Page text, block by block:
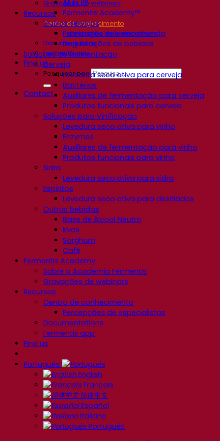
Gravações de webinars
Recursos
Centro de conhecimento
Percepções de especialistas
Documentations
Fermentis app
Find us
Pesquisar por:
Contact
All In 1™
Fermentis Academy™
Outros serviços
Fabricação sob encomenda
Degustações de bebidas
Soluções de fermentação
Cerveja
Levedura seca ativa para cerveja
Bactérias
Auxiliares de fermentação para cerveja
Produtos funcionais para cerveja
Soluções para Vinificação
Levedura seca ativa para vinho
Enzymes
Auxiliares de fermentação para vinho
Produtos funcionais para vinho
Sidra
Levedura seca ativa para sidra
Espíritos
Levedura seca ativa para destilados
Outras bebidas
Base de Álcool Neutro
Kvas
Sorghum
Café
Fermentis Academy
Sobre a Academia Fermentis
Gravações de webinars
Recursos
Centro de conhecimento
Percepções de especialistas
Documentations
Fermentis app
Find us
Português
English
Français
简体中文
Español
Italiano
Português